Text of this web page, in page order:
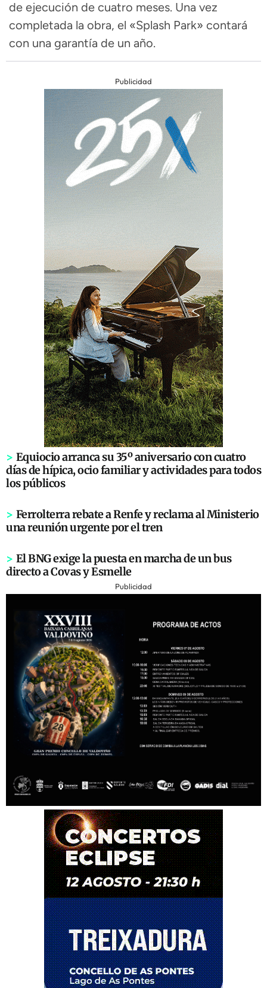
de ejecución de cuatro meses. Una vez
completada la obra, el «Splash Park» contará
con una garantía de un año.
Publicidad
> Equiocio arranca su 35º aniversario con cuatro
días de hípica, ocio familiar y actividades para todos
los públicos
> Ferrolterra rebate a Renfe y reclama al Ministerio
una reunión urgente por el tren
> El BNG exige la puesta en marcha de un bus
directo a Covas y Esmelle
Publicidad